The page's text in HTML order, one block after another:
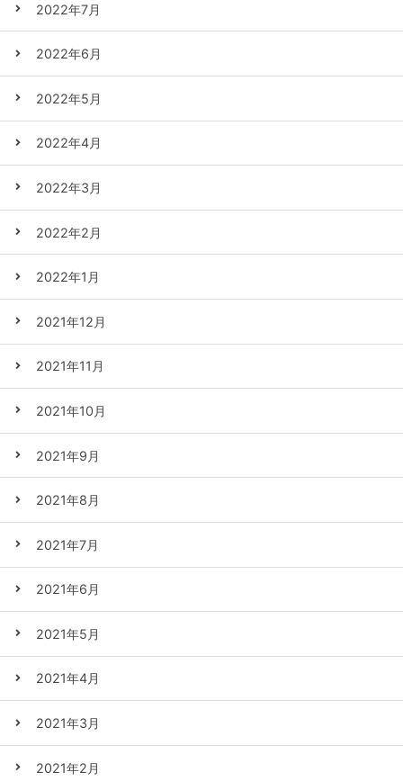
2022年7月
2022年6月
2022年5月
2022年4月
2022年3月
2022年2月
2022年1月
2021年12月
2021年11月
2021年10月
2021年9月
2021年8月
2021年7月
2021年6月
2021年5月
2021年4月
2021年3月
2021年2月